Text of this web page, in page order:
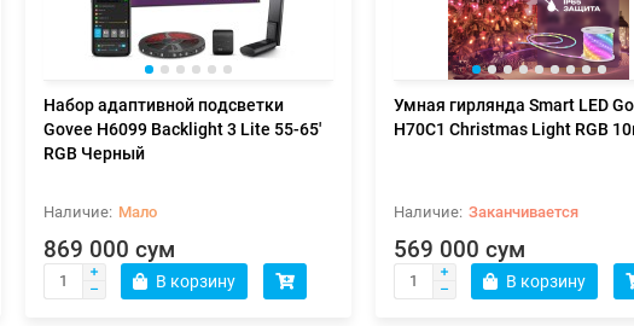
Набор адаптивной подсветки
Govee H6099 Backlight 3 Lite 55-65'
RGB Черный
Мало
869 000 сум
В корзину
Умная гирлянда Smart LED
H70C1 Christmas Light RGB
Заканчивается
569 000 сум
В корзину